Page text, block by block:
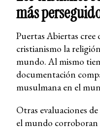
más
Puertas Abiertas cree
cristianismo la
mundo. Al mismo
documentación
musulmana en el
Otras evaluaciones
el mundo corroboran